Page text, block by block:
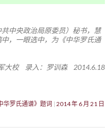
中央政治局原委员）秘书，慧
，一眼选中，为《中华罗氏通
大校 录入：罗训森 2014.6.18
华罗氏通谱》题词 2014 年 6 月 21 日